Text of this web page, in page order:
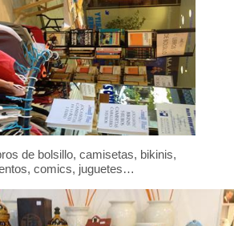
de bolsillo, camisetas, bikinis,
comics, juguetes…